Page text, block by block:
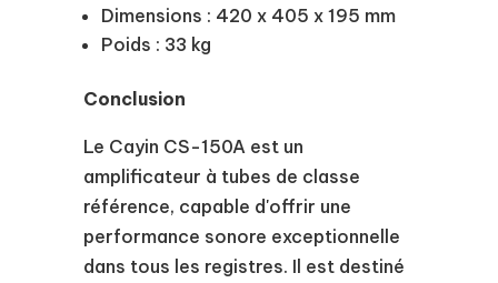
Dimensions : 420 x 405 x 195 mm
Poids : 33 kg
Conclusion
Le Cayin CS-150A est un
amplificateur à tubes de classe
référence, capable d'offrir une
performance sonore exceptionnelle
dans tous les registres. Il est destiné